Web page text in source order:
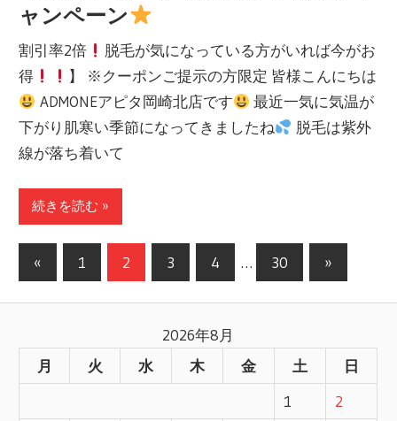
ャンペーン
割引率2倍
脱毛が気になっている方がいれば今がお
得
】 ※クーポンご提示の方限定 皆様こんにちは
ADMONEアピタ岡崎北店です
最近一気に気温が
下がり肌寒い季節になってきましたね
脱毛は紫外
線が落ち着いて
続きを読む »
投
ナ
«
の
1 2 3 4 … 30
次
の
»
2026年8月
月
火 水 木 金 土 日
1
2